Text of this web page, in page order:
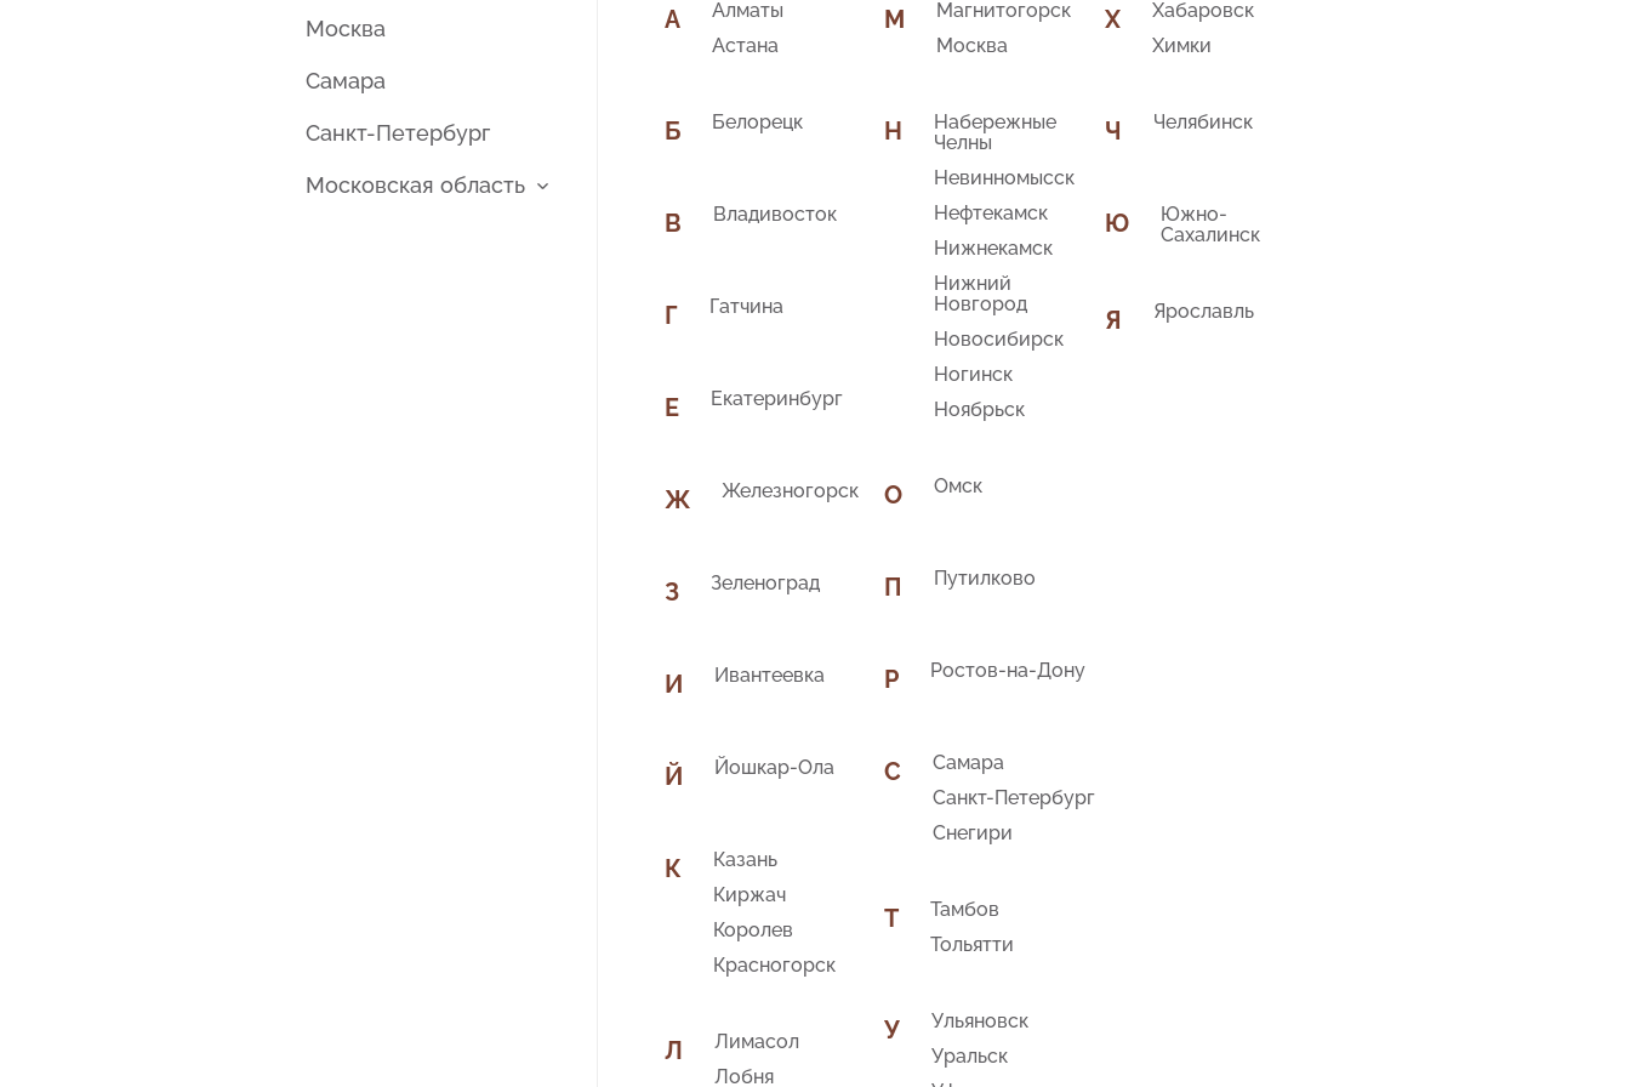
Москва
Самара
Санкт-Петербург
Московская область
А
Алматы
Астана
Б Белорецк
В Владивосток
Г Гатчина
Е Екатеринбург
Ж Железногорск
З Зеленоград
И Ивантеевка
Й Йошкар-Ола
К
Казань
Киржач
Королев
Красногорск
Л
Лимасол
Лобня
М
Магнитогорск
Москва
Н
Набережные
Челны
Невинномысск
Нефтекамск
Нижнекамск
Нижний
Новгород
Новосибирск
Ногинск
Ноябрьск
О Омск
П Путилково
Р Ростов-на-Дону
С
Самара
Санкт-Петербург
Снегири
Т
Тамбов
Тольятти
У
Ульяновск
Уральск
Х
Хабаровск
Химки
Ч Челябинск
Ю
Южно-
Сахалинск
Я Ярославль